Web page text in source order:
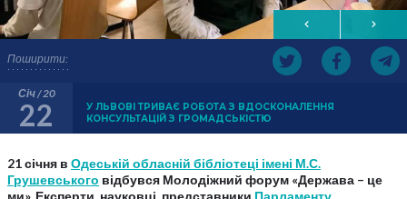
Поширити:
Січ / 20
22
У ЛЬВОВІ ТРИВАЄ РОБОТА З ВДОСКОНАЛЕННЯ
КОНСУЛЬТАЦІЙ З ГРОМАДСЬКІСТЮ
21 січня в Одеській обласній бібліотеці імені М.С.
Грушевського відбувся Молодіжний форум «Держава – це
ми». Експерти, науковці, представники Парламенту